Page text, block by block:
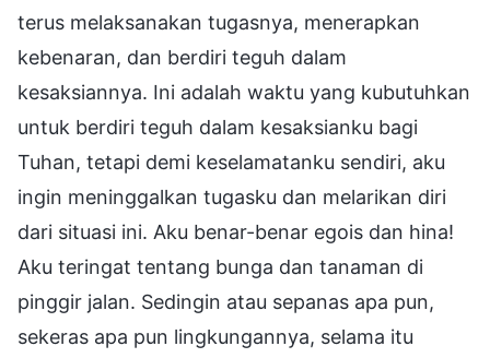
terus melaksanakan tugasnya, menerapkan
kebenaran, dan berdiri teguh dalam
kesaksiannya. Ini adalah waktu yang kubutuhkan
untuk berdiri teguh dalam kesaksianku bagi
Tuhan, tetapi demi keselamatanku sendiri, aku
ingin meninggalkan tugasku dan melarikan diri
dari situasi ini. Aku benar-benar egois dan hina!
Aku teringat tentang bunga dan tanaman di
pinggir jalan. Sedingin atau sepanas apa pun,
sekeras apa pun lingkungannya, selama itu